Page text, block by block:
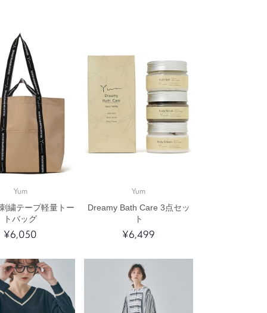
Yum
繍テープ軽量トー
トバッグ
¥6,050
Yum
Dreamy Bath Care 3点セッ
ト
¥6,499